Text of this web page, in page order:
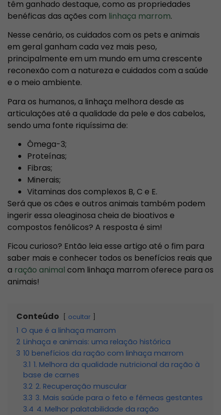
têm ganhado destaque, como as propriedades
benéficas das ações com linhaça marrom.
Nesse cenário, os cuidados com os pets e animais
em geral ganham cada vez mais peso,
principalmente em um mundo em uma crescente
reconexão com a natureza e cuidados com a saúde
e o meio ambiente.
Para os humanos, a linhaça melhora desde as
articulações até a qualidade da pele e dos cabelos,
sendo uma fonte riquíssima de:
Ômega-3;
Proteínas;
Fibras;
Minerais;
Vitaminas dos complexos B, C e E.
Será que os cães e outros animais também podem
ingerir essa oleaginosa cheia de bioativos e
compostos fenólicos? A resposta é sim!
Ficou curioso? Então leia esse artigo até o fim para
saber mais e conhecer todos os benefícios reais que
a ração animal com linhaça marrom oferece para os
animais!
Conteúdo ocultar
1 O que é a linhaça marrom
2 Linhaça e animais: uma relação histórica
3 10 benefícios da ração com linhaça marrom
3.1 1. Melhora da qualidade nutricional da ração à
base de carnes
3.2 2. Recuperação muscular
3.3 3. Mais saúde para o feto e fêmeas gestantes
3.4 4. Melhor palatabilidade da ração